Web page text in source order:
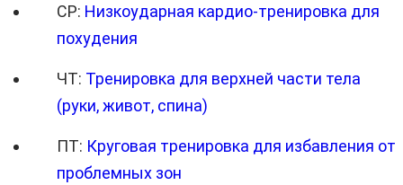
СР: Низкоударная кардио-тренировка для
похудения
ЧТ: Тренировка для верхней части тела
(руки, живот, спина)
ПТ: Круговая тренировка для избавления от
проблемных зон